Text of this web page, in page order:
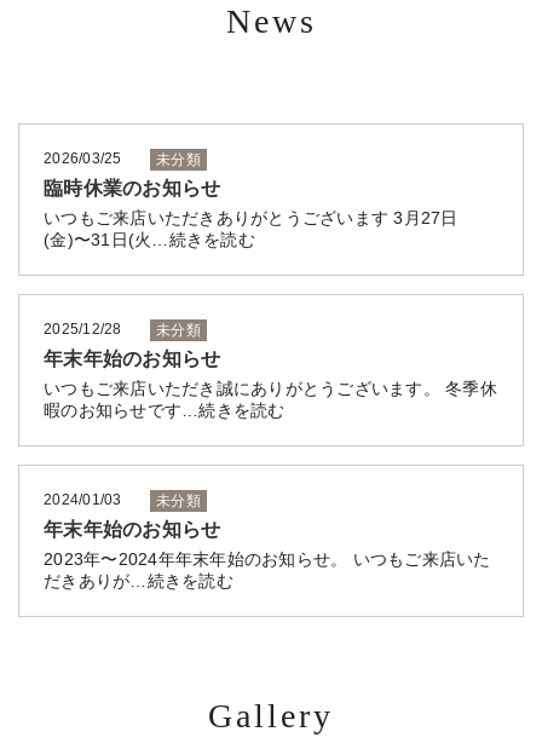
News
2026/03/25 未分類
臨時休業のお知らせ
いつもご来店いただきありがとうございます 3月27日
(金)〜31日(火…続きを読む
2025/12/28 未分類
年末年始のお知らせ
いつもご来店いただき誠にありがとうございます。 冬季休
暇のお知らせです…続きを読む
2024/01/03 未分類
年末年始のお知らせ
2023年〜2024年年末年始のお知らせ。 いつもご来店いた
だきありが…続きを読む
Gallery